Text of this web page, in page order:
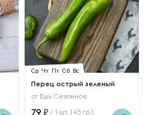
Ср Чт Пт Сб Вс
Перец острый зеленый
от Ешь Сезонное
79 / 1 шт. (45 гр.)